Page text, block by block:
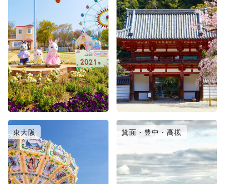
東大阪 箕面・豊中・高槻